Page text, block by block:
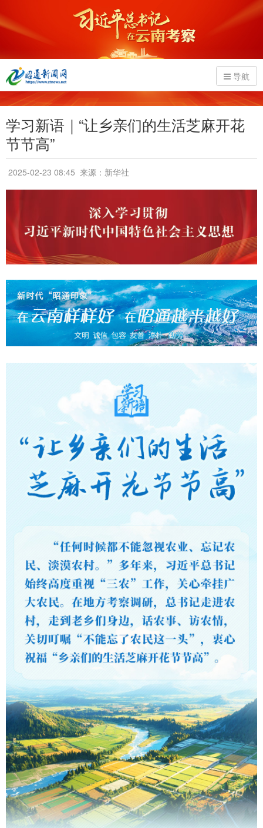
导航
学习新语｜“让乡亲们的生活芝麻开花
节节高”
2025-02-23 08:45 来源：新华社